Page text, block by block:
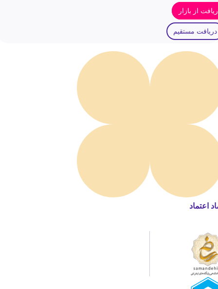
از بازار
دریافت مستقیم
اعتماد